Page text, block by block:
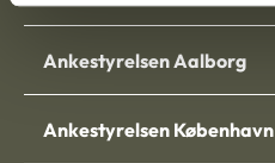
Ankestyrelsen Aalborg
Ankestyrelsen København